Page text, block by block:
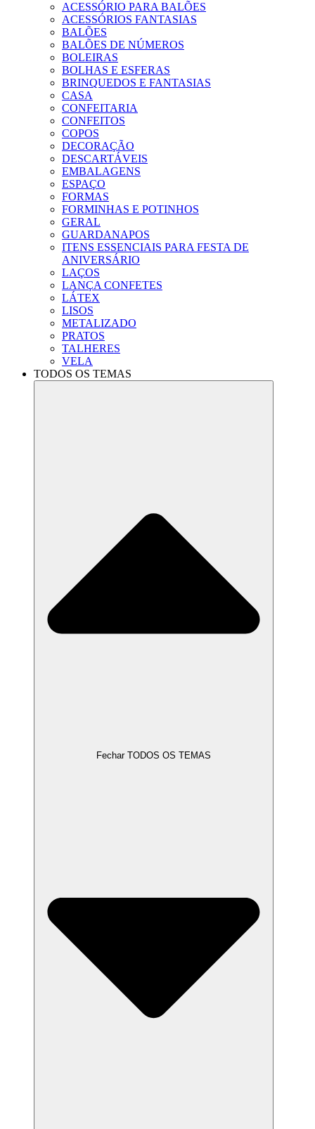
ACESSÓRIO PARA BALÕES
ACESSÓRIOS FANTASIAS
BALÕES
BALÕES DE NÚMEROS
BOLEIRAS
BOLHAS E ESFERAS
BRINQUEDOS E FANTASIAS
CASA
CONFEITARIA
CONFEITOS
COPOS
DECORAÇÃO
DESCARTÁVEIS
EMBALAGENS
ESPAÇO
FORMAS
FORMINHAS E POTINHOS
GERAL
GUARDANAPOS
ITENS ESSENCIAIS PARA FESTA DE
ANIVERSÁRIO
LAÇOS
LANÇA CONFETES
LÁTEX
LISOS
METALIZADO
PRATOS
TALHERES
VELA
TODOS OS TEMAS
Fechar TODOS OS TEMAS